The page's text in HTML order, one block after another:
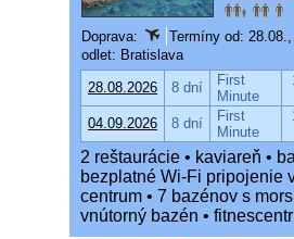
Doprava:
Termíny od:
odlet: Bratislava
28.08.2026
8 dní
First
Minute
04.09.2026 8 dní
First
Minute
2 reštaurácie • kaviareň •
bezplatné Wi-Fi pripojenie
centrum • 7 bazénov s
vnútorný bazén •